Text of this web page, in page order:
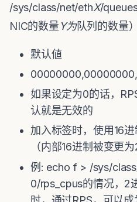
/sys/class/net/ethX/
NIC的数量 Y为队列的数量）
默认値
如果设定为0的话，
认就是无效的
加入标签时，使用16
（内部16进制被变更为
例: echo f > /sys/
0/rps_cpus的情况，2